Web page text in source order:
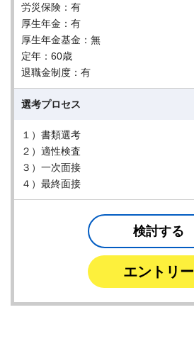
労災保険：有
厚生年金：有
厚生年金基金：無
定年：60歳
退職金制度：有
選考プロセス
１）書類選考
２）適性検査
３）一次面接
４）最終面接
検討する
エントリー